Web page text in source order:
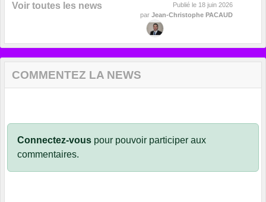
Voir toutes les news Publié le 18 juin 2026
par Jean-Christophe PACAUD
COMMENTEZ LA NEWS
Connectez-vous pour pouvoir participer aux
commentaires.